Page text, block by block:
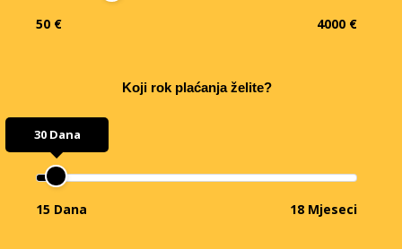
50 € 4000 €
Koji rok plaćanja želite?
30 Dana
15 Dana 18 Mjeseci